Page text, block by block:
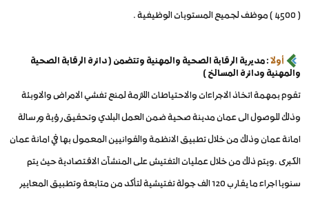
( 4500 ) موظف لجميع المستويات الوظيفية .
أولاً: مديرية الرقابة الصحية والمهنية وتتضمن ( دائرة الرقابة الصحية
والمهنية ودائرة المسالخ )
تقوم بمهمة اتخاذ الاجراءات والاحتياطات اللازمة لمنع تفشي الامراض والاوبئة
وذلك للوصول الى عمان مدينة صحية ضمن العمل البلدي وتحقيق رؤية ورسالة
امانة عمان وذلك من خلال تطبيق الانظمة والقوانيين المعمول بها في امانة عمان
الكبرى .ويتم ذلك من خلال عمليات التفتيش على المنشآت الاقتصادية حيث يتم
سنويا اجراء ما يقارب 120 الف جولة تفتيشية لتأكد من متابعة وتطبيق المعايير